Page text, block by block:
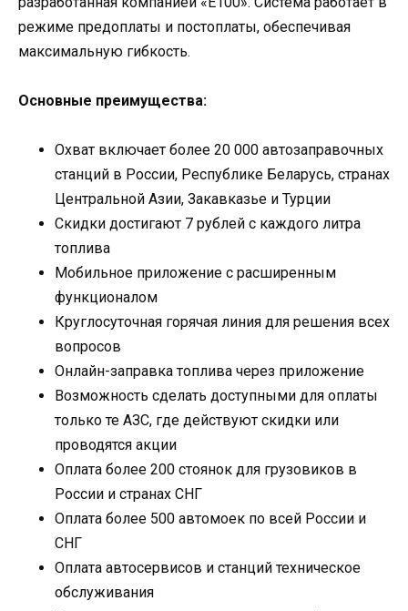
режиме предоплаты и постоплаты, обеспечивая
максимальную гибкость.
Основные преимущества:
Охват включает более 20 000 автозаправочных
станций в России, Республике Беларусь, странах
Центральной Азии, Закавказье и Турции
Скидки достигают 7 рублей с каждого литра
топлива
Мобильное приложение с расширенным
функционалом
Круглосуточная горячая линия для решения всех
вопросов
Онлайн-заправка топлива через приложение
Возможность сделать доступными для оплаты
только те АЗС, где действуют скидки или
проводятся акции
Оплата более 200 стоянок для грузовиков в
России и странах СНГ
Оплата более 500 автомоек по всей России и
СНГ
Оплата автосервисов и станций техническое
обслуживания